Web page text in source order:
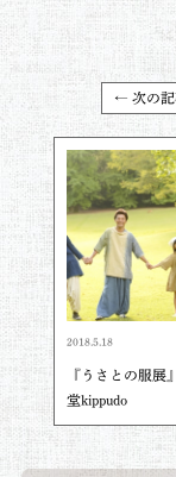
← 次の記
2018.5.18
『うさとの服展
堂kippudo